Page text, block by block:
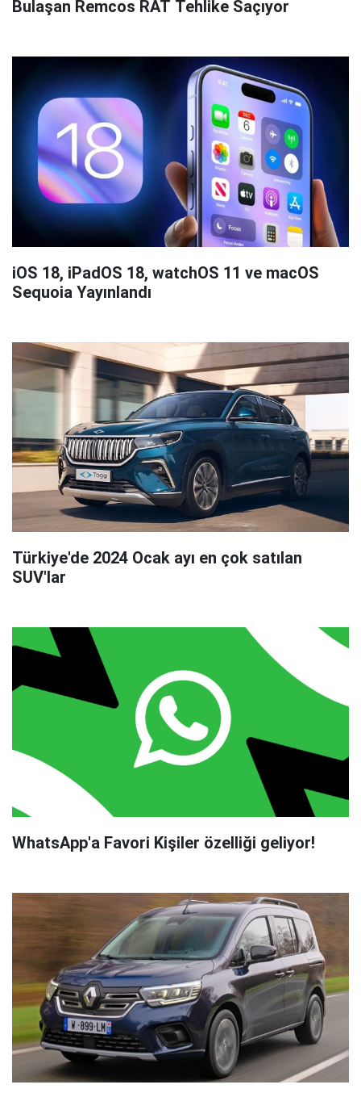
Bulaşan Remcos RAT Tehlike Saçıyor
iOS 18, iPadOS 18, watchOS 11 ve macOS
Sequoia Yayınlandı
Türkiye'de 2024 Ocak ayı en çok satılan
SUV'lar
WhatsApp'a Favori Kişiler özelliği geliyor!